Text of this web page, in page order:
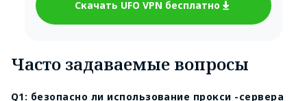
Скачать UFO VPN бесплатно
Часто задаваемые вопросы
Q1: безопасно ли использование прокси -сервера